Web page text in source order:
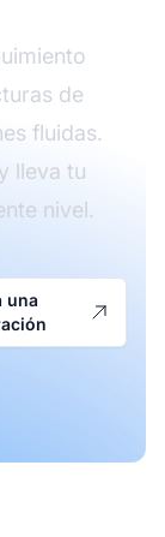
de
fluidas.
lleva tu
nivel.
una